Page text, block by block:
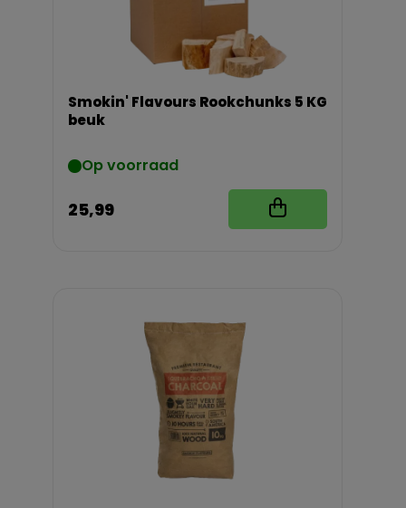
Smokin' Flavours Rookchunks 5 KG
beuk
Op voorraad
25,99